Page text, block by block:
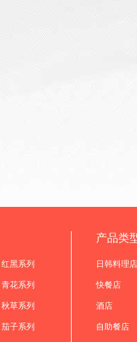
红黑系列
青花系列
秋草系列
茄子系列
产品类
日韩料理店
快餐店
酒店
自助餐店